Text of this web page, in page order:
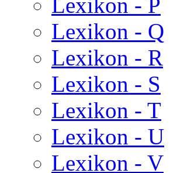
Lexikon - P
Lexikon - Q
Lexikon - R
Lexikon - S
Lexikon - T
Lexikon - U
Lexikon - V